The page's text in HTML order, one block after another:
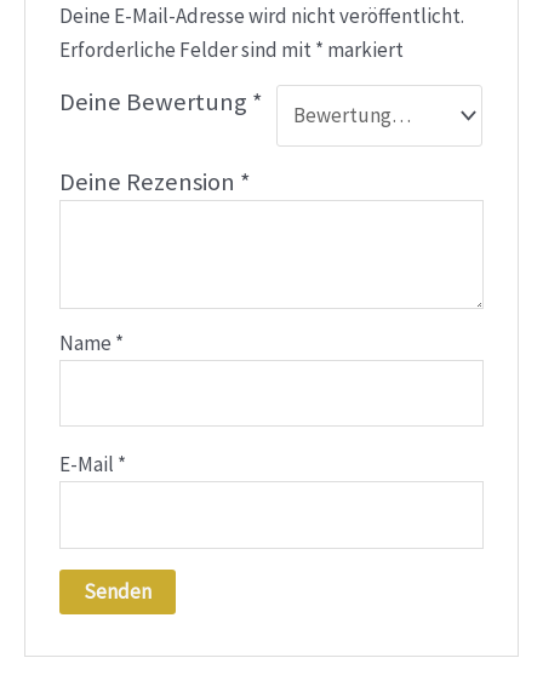
Deine E-Mail-Adresse wird nicht veröffentlicht.
Erforderliche Felder sind mit* markiert
Deine Bewertung *
Deine Rezension *
Name *
E-Mail *